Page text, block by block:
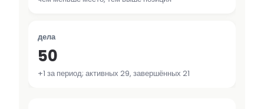
дела
50
+1 за период; активных 29, завершённых 21